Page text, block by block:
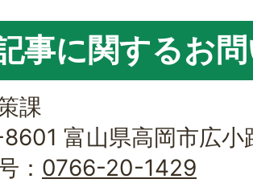
事に関するお
課
富山県高岡市広
： 0766-20-1429